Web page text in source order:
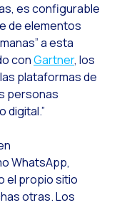
Recarting: La
Inteligencia
Impulsa tus Canales
Seguridad en los
Conoce WhatsApp
Optimiza la
es configurable
de elementos
a esta
conGartner, los
plataformas de
personas
digital.”
WhatsApp,
el propio sitio
otras. Los